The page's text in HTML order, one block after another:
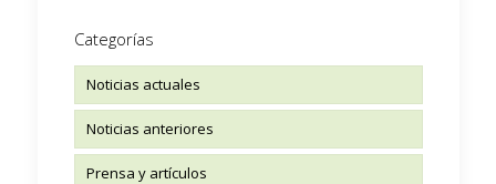
Categorías
Noticias actuales
Noticias anteriores
Prensa y artículos